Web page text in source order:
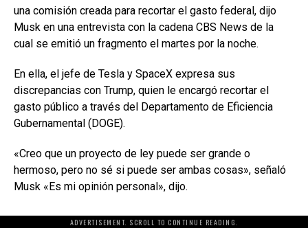
una comisión creada para recortar el gasto federal, dijo
Musk en una entrevista con la cadena CBS News de la
cual se emitió un fragmento el martes por la noche.
En ella, el jefe de Tesla y SpaceX expresa sus
discrepancias con Trump, quien le encargó recortar el
gasto público a través del Departamento de Eficiencia
Gubernamental (DOGE).
«Creo que un proyecto de ley puede ser grande o
hermoso, pero no sé si puede ser ambas cosas», señaló
Musk «Es mi opinión personal», dijo.
ADVERTISEMENT. SCROLL TO CONTINUE READING.